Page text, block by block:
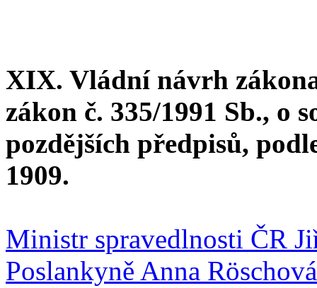
XIX. Vládní návrh
zákon č. 335/1991 Sb., o
pozdějších předpisů,
1909.
Ministr spravedlnosti ČR
Poslankyně Anna Röschová